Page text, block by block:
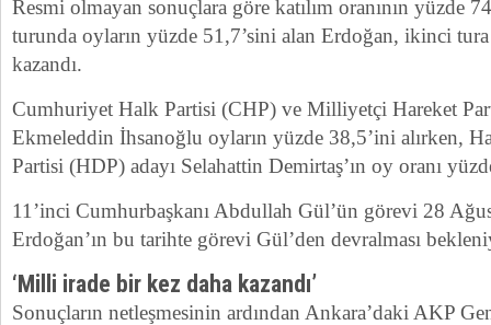
Resmi olmayan sonuçlara göre katılım oranının yüzde
turunda oyların yüzde 51,7’sini alan Erdoğan, ikinci
kazandı.
Cumhuriyet Halk Partisi (CHP) ve Milliyetçi Hareket
Ekmeleddin İhsanoğlu oyların yüzde 38,5’ini alırken,
Partisi (HDP) adayı Selahattin Demirtaş’ın oy oranı
11’inci Cumhurbaşkanı Abdullah Gül’ün görevi 28
Erdoğan’ın bu tarihte görevi Gül’den devralması
‘Milli irade bir kez daha kazandı’
Sonuçların netleşmesinin ardından Ankara’daki AKP